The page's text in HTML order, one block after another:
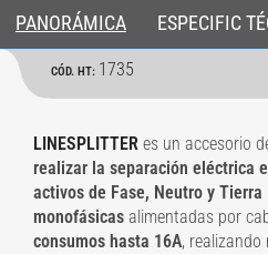
PANORÁMICA ESPECIFIC
CÓD. HT: 1735
LINESPLITTER es un accesorio
realizar la separación eléctrica
activos de Fase, Neutro y Tierra
monofásicas alimentadas por
consumos hasta 16A,